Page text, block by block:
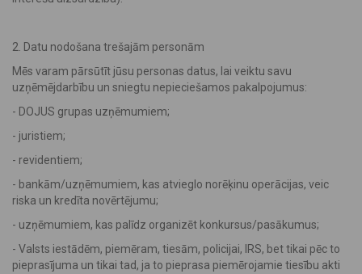
2. Datu nodošana trešajām personām
Mēs varam pārsūtīt jūsu personas datus, lai veiktu savu
uzņēmējdarbību un sniegtu nepieciešamos pakalpojumus:
- DOJUS grupas uzņēmumiem;
- juristiem;
- revidentiem;
- bankām/uzņēmumiem, kas atvieglo norēķinu operācijas, veic
riska un kredīta novērtējumu;
- uzņēmumiem, kas palīdz organizēt konkursus/pasākumus;
- Valsts iestādēm, piemēram, tiesām, policijai, IRS, bet tikai pēc to
pieprasījuma un tikai tad, ja to pieprasa piemērojamie tiesību akti